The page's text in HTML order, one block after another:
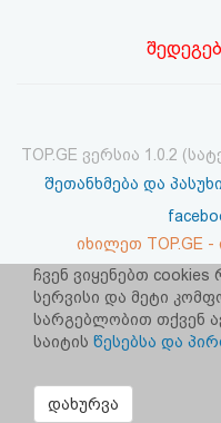
და
პასუხისმგებლობის
უარყოფა
TOP.GE ვერსია 1.0.2
შეთანხმება და
იხილეთ TOP.GE -
TOP.GE-ს სერვერების
ჩვენ ვიყენებთ
სერვისი და მეტი
სარგებლობით თქვენ
საიტის წესებსა და
დახურვა